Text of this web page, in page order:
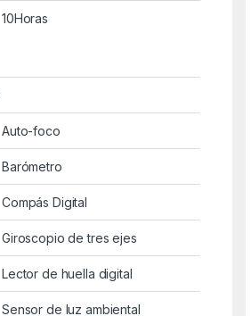
10Horas
Auto-foco
Barómetro
Compás Digital
Giroscopio de tres ejes
Lector de huella digital
Sensor de luz ambiental